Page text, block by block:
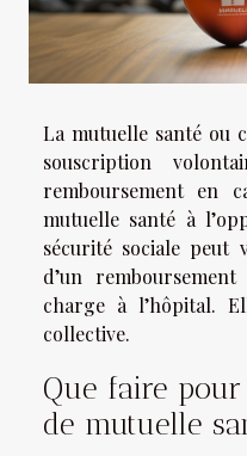
La mutuelle santé ou
souscription
remboursement en
mutuelle santé à
sécurité sociale peut
d’un
charge à l’hôpital.
collective.
Que faire
de mutuelle